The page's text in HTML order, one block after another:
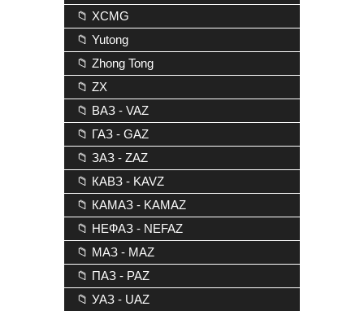
📁 XCMG
📁 Yutong
📁 Zhong Tong
📁 ZX
📁 ВАЗ - VAZ
📁 ГАЗ - GAZ
📁 ЗАЗ - ZAZ
📁 КАВЗ - KAVZ
📁 КАМАЗ - KAMAZ
📁 НЕФАЗ - NEFAZ
📁 МАЗ - MAZ
📁 ПАЗ - PAZ
📁 УАЗ - UAZ